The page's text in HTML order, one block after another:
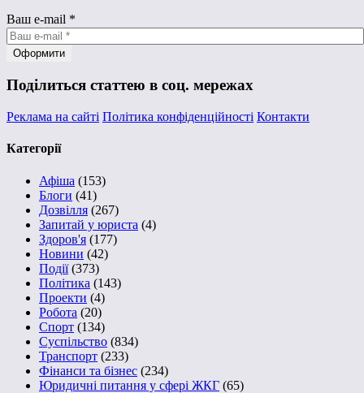
Ваш e-mail *
Поділиться статтею в соц. мережах
Реклама на сайті Політика конфіденційності Контакти
Категорії
Афіша (153)
Блоги (41)
Дозвілля (267)
Запитай у юриста (4)
Здоров'я (177)
Новини (42)
Події(373)
Політика (143)
Проекти (4)
Робота (20)
Спорт (134)
Суспільство (834)
Транспорт (233)
Фінанси та бізнес (234)
Юридичні питання у сфері ЖКГ (65)